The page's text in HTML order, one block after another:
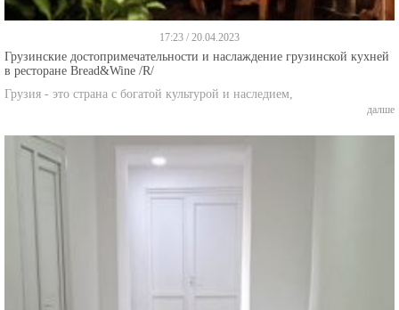
17:23 / 20.04.2023
Грузинские достопримечательности и наслаждение грузинской кухней
в ресторане Bread&Wine /R/
Грузия - это страна с богатой культурой и наследием,
далше